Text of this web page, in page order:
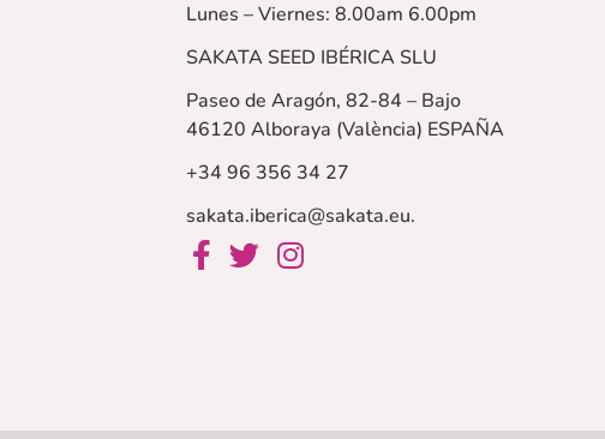
Lunes – Viernes: 8.00am 6.00pm
SAKATA SEED IBÉRICA SLU
Paseo de Aragón, 82-84 – Bajo
46120 Alboraya (València) ESPAÑA
+34 96 356 34 27
sakata.iberica@sakata.eu.